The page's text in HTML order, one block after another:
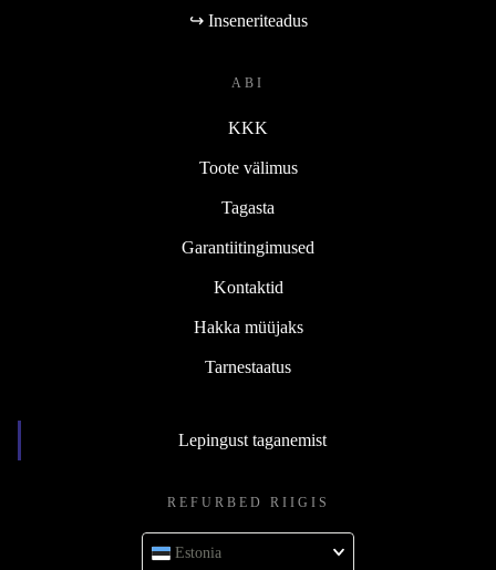
↪ Inseneriteadus
ABI
KKK
Toote välimus
Tagasta
Garantiitingimused
Kontaktid
Hakka müüjaks
Tarnestaatus
Lepingust taganemist
REFURBED RIIGIS
Estonia